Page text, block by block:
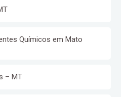
Químicos em Mato
– MT